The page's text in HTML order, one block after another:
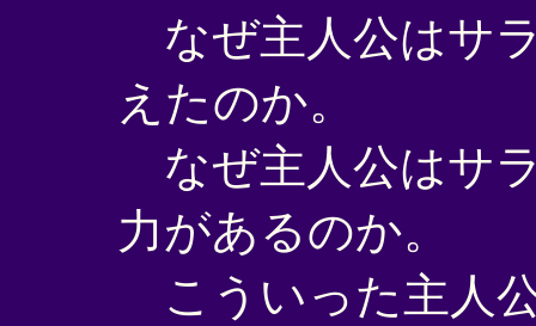
なぜ主人公はサ
えたのか。
なぜ主人公はサ
力があるのか。
こういった主人